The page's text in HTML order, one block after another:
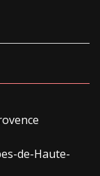
de-Haute-